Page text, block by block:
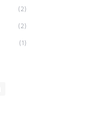
(2)
(2)
(1)